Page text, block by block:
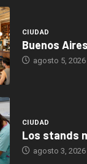
CIUDAD
Buenos
agosto 5, 2026
CIUDAD
Los stands
agosto 3, 2026